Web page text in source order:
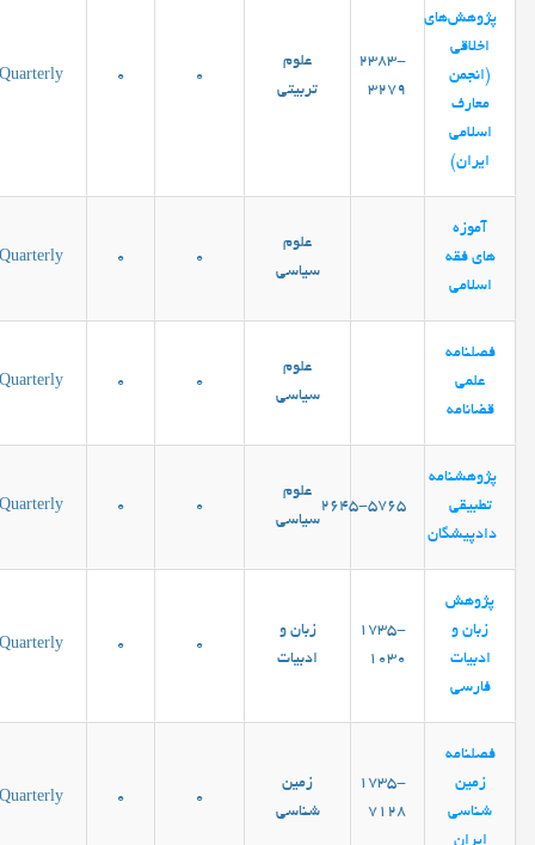
پژوهش‌های
اخلاقی
(انجمن
معارف
اسلامی
ایران)
2383-
3279
علوم
تربیتی
0
0
Quarterly
آموزه
های فقه
اسلامی
علوم
سیاسی
0
0
Quarterly
فصلنامه
علمی
قضانامه
علوم
سیاسی
0
0
Quarterly
پژوهشنامه
تطبیقی
دادپیشگان
۲۶۴۵-۵۷۶۵
علوم
سیاسی
0
0
Quarterly
پژوهش
زبان و
ادبیات
فارسی
1735-
1030
زبان و
ادبیات
0
0
Quarterly
فصلنامه
زمین
شناسی
ایران
1735-
7128
زمین
شناسی
0
0
Quarterly